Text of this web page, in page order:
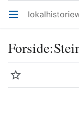
Åpne hovedmenyen
Forside:
Overvåk